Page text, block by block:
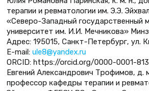
терапии и ревматологии им. Э.Э.
«Северо-Западный государственный
университет им. И.И. Мечникова»
Адрес: 195015, Санкт-Петербург, ул.
E-mail: ule8@yandex.ru
ORCID: https://orcid.org/0000-0001-
Евгений Александрович Трофимов, д.
профессор кафедры терапии и